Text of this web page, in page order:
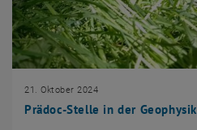
Prädoc-Stelle in der Geophysik
21. Oktober 2024